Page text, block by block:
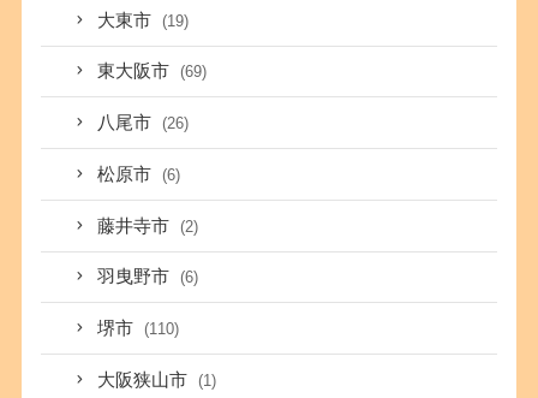
大東市 (19)
東大阪市 (69)
八尾市 (26)
松原市 (6)
藤井寺市 (2)
羽曳野市 (6)
堺市 (110)
大阪狭山市 (1)